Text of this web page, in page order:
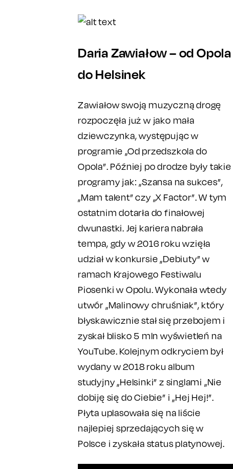
Daria Zawiałow – od Opola
do Helsinek
Zawiałow swoją muzyczną drogę
rozpoczęła już w jako mała
dziewczynka, występując w
programie „Od przedszkola do
Opola”. Później po drodze były takie
programy jak: „Szansa na sukces”,
„Mam talent” czy „X Factor”. W tym
ostatnim dotarła do finałowej
dwunastki. Jej kariera nabrała
tempa, gdy w 2016 roku wzięła
udział w konkursie „Debiuty” w
ramach Krajowego Festiwalu
Piosenki w Opolu. Wykonała wtedy
utwór „Malinowy chruśniak”, który
błyskawicznie stał się przebojem i
zyskał blisko 5 mln wyświetleń na
YouTube. Kolejnym odkryciem był
wydany w 2018 roku album
studyjny „Helsinki” z singlami „Nie
dobiję się do Ciebie” i „Hej Hej!”.
Płyta uplasowała się na liście
najlepiej sprzedających się w
Polsce i zyskała status platynowej.